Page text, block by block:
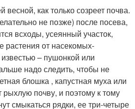
как только созреет почва.
не позже) после посева,
всходы, усеянный участок,
растения от насекомых-
– пушонкой или
надо следить, чтобы не
блошка , капустная муха или
почву, и поэтому к тому
смыкаться рядки, ее три-четыре